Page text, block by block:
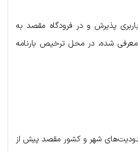
پذيرش و در فرودگاه مقصد به
شده، در محل ترخیص بارنامه
شهر و کشور مقصد پیش از